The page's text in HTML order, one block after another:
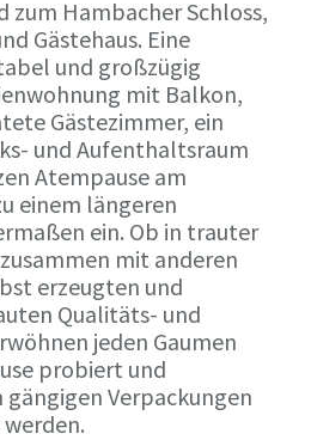
zum Hambacher Schloss,
Gästehaus. Eine
und großzügig
mit Balkon,
Gästezimmer, ein
und Aufenthaltsraum
Atempause am
einem längeren
ein. Ob in trauter
mit anderen
erzeugten und
Qualitäts- und
jeden Gaumen
probiert und
Verpackungen